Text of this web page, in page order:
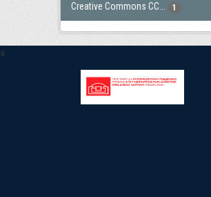
Creative Commons CC... 1
a